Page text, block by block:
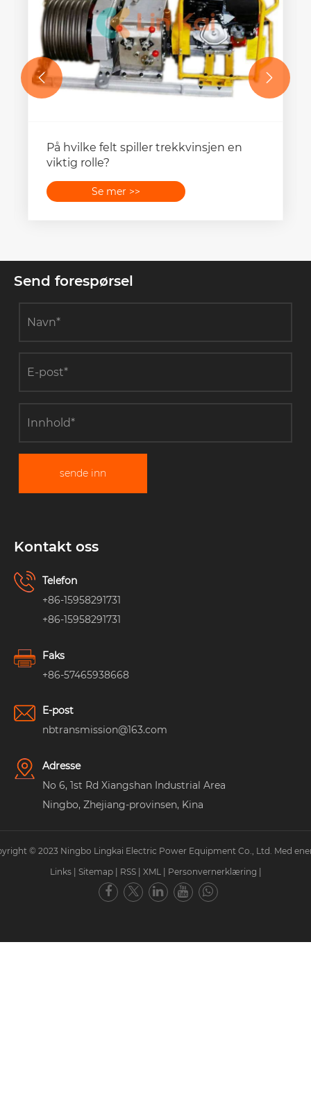
Nylon hjulkabel jordingsruller
 
Send forespørsel
sende inn
Kontakt oss
Telefon
+86-15958291731
+86-15958291731
Faks
+86-57465938668
E-post
nbtransmission@163.com
Adresse
No 6, 1st Rd Xiangshan Industrial Area
Ningbo, Zhejiang-provinsen, Kina
© 2023 Ningbo Lingkai Electric Power Equipment Co., Ltd. Med
Links | Sitemap | RSS | XML | Personvernerklæring |